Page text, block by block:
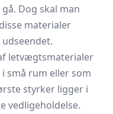
Dog skal man
materialer
letvægtsmaterialer
små rum eller som
styrker ligger i
vedligeholdelse.